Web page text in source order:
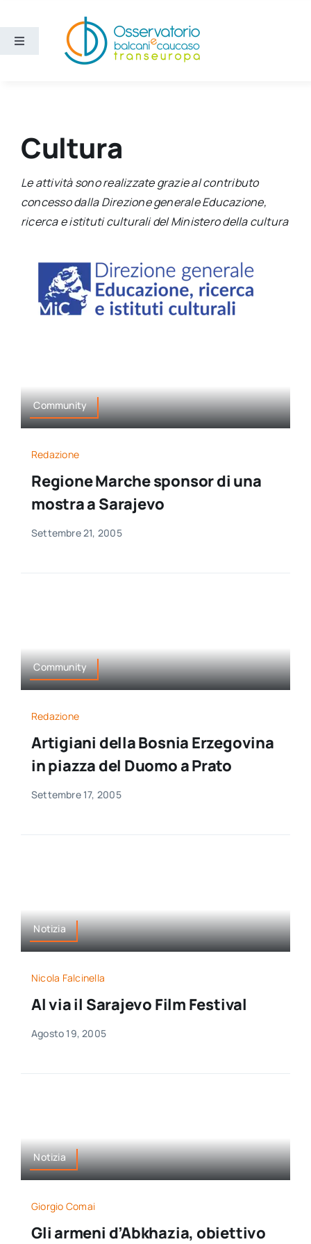
contenuto
Toggle
Sezioni
Chi siamo
Cerca
Ita
Cultura
Le attività sono realizzate grazie al contributo
concesso dalla Direzione generale Educazione,
ricerca e istituti culturali del Ministero della cultura
Community
Redazione
Regione Marche sponsor di una
mostra a Sarajevo
Settembre 21, 2005
Community
Redazione
Artigiani della Bosnia Erzegovina
in piazza del Duomo a Prato
Settembre 17, 2005
Notizia
Nicola Falcinella
Al via il Sarajevo Film Festival
Agosto 19, 2005
Notizia
Giorgio Comai
Gli armeni d’Abkhazia, obiettivo